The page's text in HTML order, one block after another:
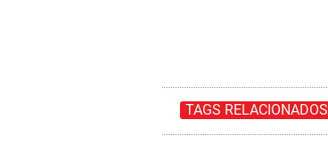
TAGS RELACIONADOS